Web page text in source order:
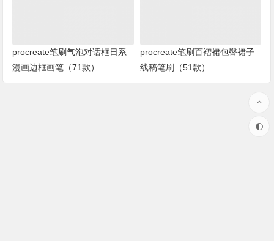
procreate笔刷气泡对话框日系
漫画边框画笔（71款）
procreate笔刷百褶裙包臀裙子
线稿笔刷（51款）